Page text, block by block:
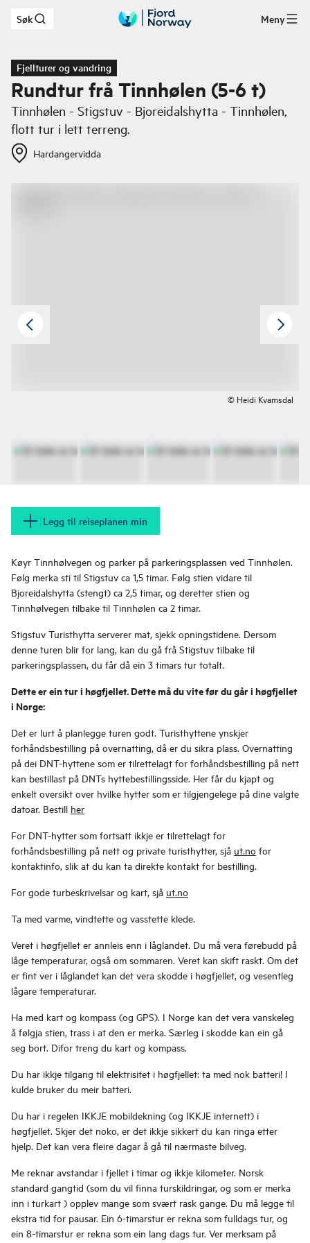
Hopp til hovedinnhold
Søk Meny
Fjellturer og vandring
Rundtur frå Tinnhølen (5-6 t)
Tinnhølen - Stigstuv - Bjoreidalshytta - Tinnhølen,
flott tur i lett terreng.
Hardangervidda
© Heidi Kvamsdal
Legg til reiseplanen min
Køyr Tinnhølvegen og parker på parkeringsplassen ved Tinnhølen.
Følg merka sti til Stigstuv ca 1,5 timar. Følg stien vidare til
Bjoreidalshytta (stengt) ca 2,5 timar, og deretter stien og
Tinnhølvegen tilbake til Tinnhølen ca 2 timar.
Stigstuv Turisthytta serverer mat, sjekk opningstidene. Dersom
denne turen blir for lang, kan du gå frå Stigstuv tilbake til
parkeringsplassen, du får då ein 3 timars tur totalt.
Dette er ein tur i høgfjellet. Dette må du vite før du går i høgfjellet
i Norge:
Det er lurt å planlegge turen godt. Turisthyttene ynskjer
forhåndsbestilling på overnatting, då er du sikra plass. Overnatting
på dei DNT-hyttene som er tilrettelagt for forhåndsbestilling på nett
kan bestillast på DNTs hyttebestillingsside. Her får du kjapt og
enkelt oversikt over hvilke hytter som er tilgjengelege på dine valgte
datoar. Bestill her
For DNT-hytter som fortsatt ikkje er tilrettelagt for
forhåndsbestilling på nett og private turisthytter, sjå ut.no for
kontaktinfo, slik at du kan ta direkte kontakt for bestilling.
For gode turbeskrivelsar og kart, sjå ut.no
Ta med varme, vindtette og vasstette klede.
Veret i høgfjellet er annleis enn i låglandet. Du må vera førebudd på
låge temperaturar, også om sommaren. Veret kan skift raskt. Om det
er fint ver i låglandet kan det vera skodde i høgfjellet, og vesentleg
lågare temperaturar.
Ha med kart og kompass (og GPS). I Norge kan det vera vanskeleg
å følgja stien, trass i at den er merka. Særleg i skodde kan ein gå
seg bort. Difor treng du kart og kompass.
Du har ikkje tilgang til elektrisitet i høgfjellet: ta med nok batteri! I
kulde bruker du meir batteri.
Du har i regelen IKKJE mobildekning (og IKKJE internett) i
høgfjellet. Skjer det noko, er det ikkje sikkert du kan ringa etter
hjelp. Det kan vera fleire dagar å gå til nærmaste bilveg.
Me reknar avstandar i fjellet i timar og ikkje kilometer. Norsk
standard gangtid (som du vil finna turskildringar, og som er merka
inn i turkart ) opplev mange som svært rask gange. Du må legge til
ekstra tid for pausar. Ein 6-timarstur er rekna som fulldags tur, og
ein 8-timarstur er rekna som ein lang dags tur. Ver merksam på